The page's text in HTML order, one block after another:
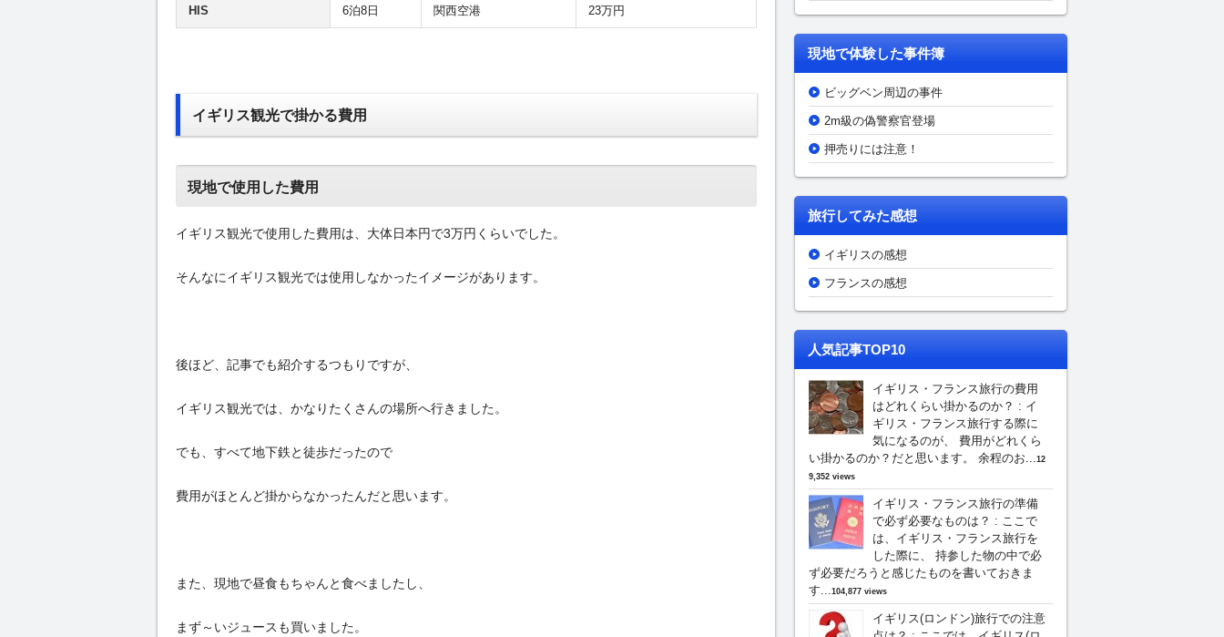
HIS 6泊8日 関西空港 23万円
イギリス観光で掛かる費用
現地で使用した費用
イギリス観光で使用した費用は、大体日本円で3万円くらいでした。
そんなにイギリス観光では使用しなかったイメージがあります。
後ほど、記事でも紹介するつもりですが、
イギリス観光では、かなりたくさんの場所へ行きました。
でも、すべて地下鉄と徒歩だったので
費用がほとんど掛からなかったんだと思います。
また、現地で昼食もちゃんと食べましたし、
まず～いジュースも買いました。
現地で体験した事件簿
ビッグベン周辺の事件
2m級の偽警察官登場
押売りには注意！
旅行してみた感想
イギリスの感想
フランスの感想
人気記事TOP10
イギリス・フランス旅行の費用
はどれくらい掛かるのか？ : イ
ギリス・フランス旅行する際に
気になるのが、 費用がどれくら
い掛かるのか？だと思います。 余程のお...
12
9,352 views
イギリス・フランス旅行の準備
で必ず必要なものは？ : ここで
は、イギリス・フランス旅行を
した際に、 持参した物の中で必
ず必要だろうと感じたものを書いておきま
す...
104,877 views
イギリス(ロンドン)旅行での注意